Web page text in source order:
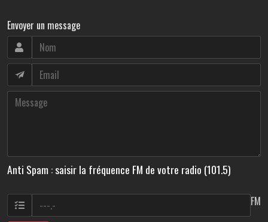
Envoyer un message
Anti Spam : saisir la fréquence FM de votre radio (101.5)
FM